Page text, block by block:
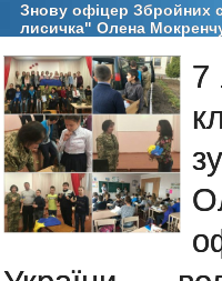
Знову офіцер Збройних
лисичка" Олена
7